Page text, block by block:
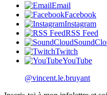
Email
Facebook
Instagram
RSS Feed
Twitch
YouTube
@vincent.le.bruyant